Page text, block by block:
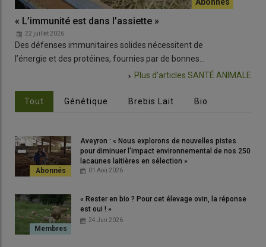
« L’immunité est dans l’assiette »
22 juillet 2026
Des défenses immunitaires solides nécessitent de
l’énergie et des protéines, fournies par de bonnes…
Plus d'articles SANTÉ ANIMALE
Tout Génétique Brebis Lait Bio
Aveyron : « Nous explorons de nouvelles pistes
pour diminuer l'impact environnemental de nos 250
lacaunes laitières en sélection »
01 Aoû 2026
« Rester en bio ? Pour cet élevage ovin, la réponse
est oui ! »
24 Jun 2026